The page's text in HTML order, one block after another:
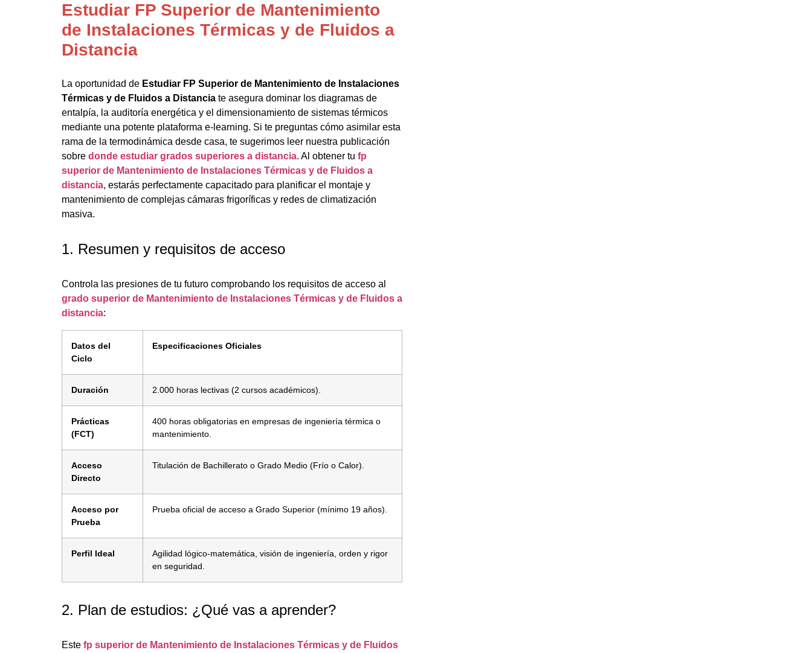
Estudiar FP Superior de Mantenimiento
de Instalaciones Térmicas y de Fluidos a
Distancia
La oportunidad de Estudiar FP Superior de Mantenimiento de Instalaciones
Térmicas y de Fluidos a Distancia te asegura dominar los diagramas de
entalpía, la auditoría energética y el dimensionamiento de sistemas térmicos
mediante una potente plataforma e-learning. Si te preguntas cómo asimilar esta
rama de la termodinámica desde casa, te sugerimos leer nuestra publicación
sobre donde estudiar grados superiores a distancia. Al obtener tu fp
superior de Mantenimiento de Instalaciones Térmicas y de Fluidos a
distancia, estarás perfectamente capacitado para planificar el montaje y
mantenimiento de complejas cámaras frigoríficas y redes de climatización
masiva.
1. Resumen y requisitos de acceso
Controla las presiones de tu futuro comprobando los requisitos de acceso al
grado superior de Mantenimiento de Instalaciones Térmicas y de Fluidos a
distancia:
Datos del
Ciclo
Especificaciones Oficiales
Duración 2.000 horas lectivas (2 cursos académicos).
Prácticas
(FCT)
400 horas obligatorias en empresas de ingeniería térmica o
mantenimiento.
Acceso
Directo
Titulación de Bachillerato o Grado Medio (Frío o Calor).
Acceso por
Prueba
Prueba oficial de acceso a Grado Superior (mínimo 19 años).
Perfil Ideal
Agilidad lógico-matemática, visión de ingeniería, orden y rigor
en seguridad.
2. Plan de estudios: ¿Qué vas a aprender?
Este fp superior de Mantenimiento de Instalaciones Térmicas y de Fluidos